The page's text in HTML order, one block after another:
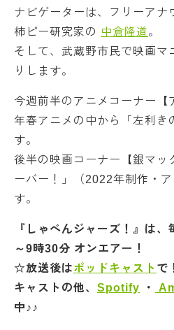
ナビゲーターは、フリーアナ
柿ピー研究家の 中倉隆道。
そして、武蔵野市民で映画マ
りします。
今週前半のアニメコーナー【
年春アニメの中から「左利き
す。
後半の映画コーナー【銀マ
ーバー！」（2022年制作・
す。
『しゃべんジャーズ！』は
～9時30分 オンエアー！
☆放送後はポッドキャスト で
キャストの他、 Spotify ・
中♪♪